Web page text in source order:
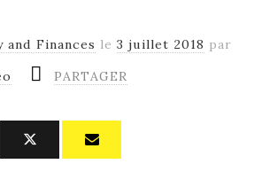
and Finances le 3 juillet 2018 par
PARTAGER